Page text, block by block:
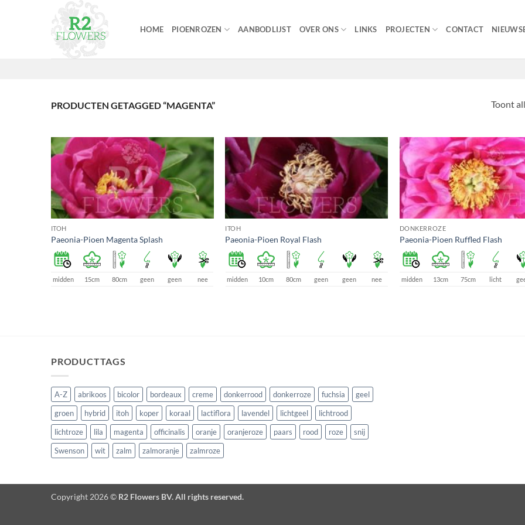
HOME PIOENROZEN AANBODLIJST OVER ONS LINKS PROJECTEN CONTACT
PRODUCTEN GETAGGED “MAGENTA” Toont
ITOH
Paeonia-Pioen Magenta Splash
midden 15cm 80cm geen geen nee
ITOH
Paeonia-Pioen Royal Flash
midden 10cm 80cm geen geen nee
DONKERROZE
Paeonia-Pioen Ruffled Flash
midden 13cm 75cm licht
PRODUCTTAGS
A-Z abrikoos bicolor bordeaux creme donkerrood donkerroze fuchsia
geel
groen
hybrid itoh koper koraal lactiflora lavendel lichtgeel
lichtrood
lichtroze
lila magenta officinalis oranje oranjeroze paars rood roze
snij
Swenson
wit zalm zalmoranje zalmroze
Copyright 2026 © R2 Flowers BV. All rights reserved.